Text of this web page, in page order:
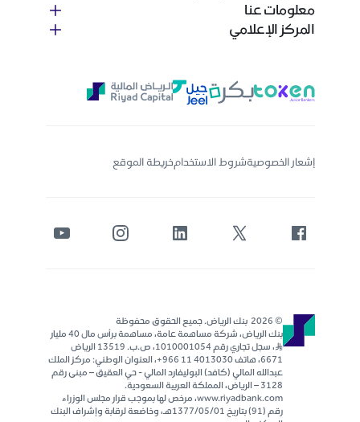
معلومات عنا
المركز الإعلامي
إشعار الخصوصيةشروط الاستخدامخريطة الموقع
بنك الرياض، شركة مساهمة عامة، مساهمة برأس مال 40 مليار
ر..س، سجل تجاري رقم 1010001054، ص.ب. 13519 الرياض
6671، هاتف 4013030 11 966+، العنوان الوطني: مركز الملك
عبدالله المالي (كافد) البوليفارد المالي - حي العقيق – مبنى رقم
٣١٢٨ – الرياض، المملكة العربية السعودية.
www.riyadbank.com، مرخص لها بموجب قرار مجلس الوزراء
رقم (91) بتاريخ 1377/05/01هـ، وخاضعة لرقابة وإشراف البنك